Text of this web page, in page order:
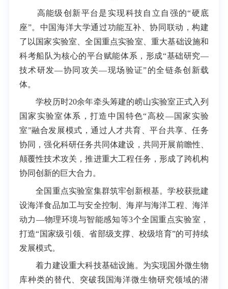
高能级创新平台是实现科技自立自强的“硬底
座”。中国海洋大学通过功能互补、协同联动，构建
了以国家实验室、全国重点实验室、重大基础设施和
科考船队为核心的平台赋能体系，形成“基础研究—
技术研发—协同攻关—现场验证”的全链条创新载
体。
学校历时20余年牵头筹建的崂山实验室正式入列
国家实验室体系，打造中国特色“高校—国家实验
室”融合发展模式，通过人才共育、平台共享、任务
协同，强化科研任务共同体建设，共同开展前瞻性、
颠覆性技术攻关，推进重大工程任务，形成了跨机构
协同创新的巨大合力。
全国重点实验室集群筑牢创新根基。学校获批建
设海洋食品加工与安全控制、海岸与海洋工程、海洋
动力—物理环境与智能感知等3个全国重点实验室，
打造“国家级引领、省部级支撑、校级培育”的可持续
发展模式。
着力建设重大科技基础设施。为实现国外微生物
库种类的替代、突破我国海洋微生物研究领域的潜